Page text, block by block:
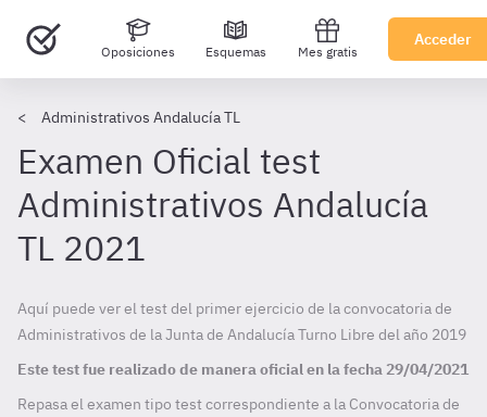
Oposiciones Esquemas Mes gratis
Acceder
Administrativos Andalucía TL
Examen Oficial test
Administrativos Andalucía
TL 2021
Aquí puede ver el test del primer ejercicio de la convocatoria de
Administrativos de la Junta de Andalucía Turno Libre del año 2019
Este test fue realizado de manera oficial en la fecha 29/04/2021
Repasa el examen tipo test correspondiente a la Convocatoria de